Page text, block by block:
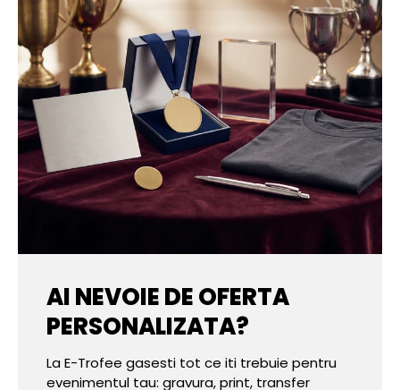
AI NEVOIE DE OFERTA
PERSONALIZATA?
La E-Trofee gasesti tot ce iti trebuie pentru
evenimentul tau: gravura, print, transfer